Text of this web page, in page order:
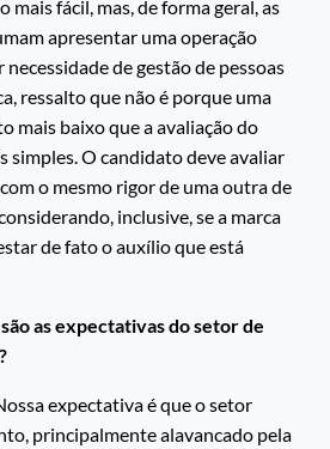
mais fácil, mas, de forma geral, as
apresentar uma operação
necessidade de gestão de pessoas
ressalto que não é porque uma
mais baixo que a avaliação do
simples. O candidato deve avaliar
o mesmo rigor de uma outra de
inclusive, se a marca
de fato o auxílio que está
as expectativas do setor de
expectativa é que o setor
principalmente alavancado pela